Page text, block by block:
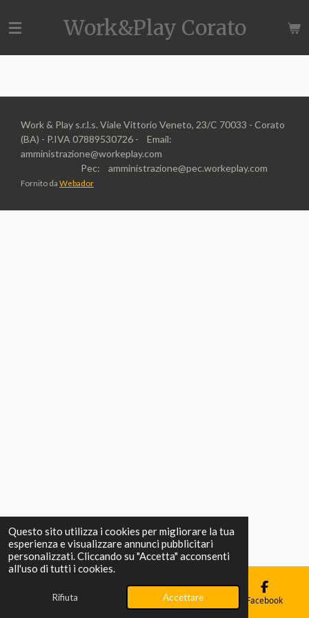
Questo sito utilizza i cookies per migliorare la tua
esperienza e visualizzare annunci pubblicitari
personalizzati. Cliccando su "Accetta" acconsenti
all'uso di tutti i cookies.
Rifiuta Accettare
al
principale
Work&Play Corato
Work & Play s.r.l.s. Viale Vittorio Veneto, 23/C 70033 - Corato
(BA) - P.IVA 07889530726 - Email:
amministrazione@workeplay.com
Pec: amministrazione@pec.workeplay.com
Fornito da Webador
Email Mappa Facebook